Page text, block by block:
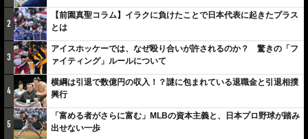
2
【前園真聖コラム】イラクに負けたことで日本代表に起きたプラス
とは
3
アイスホッケーでは、なぜ殴り合いが許されるのか？ 驚きの「フ
ァイティング」ルールについて
4
横綱は引退で数億円の収入！？謎に包まれている退職金と引退相撲
興行
5
「富める者がさらに富む」MLBの資本主義と、日本プロ野球が踏み
出せない一歩